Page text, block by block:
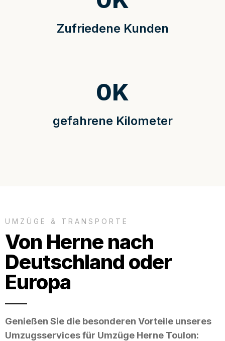
Zufriedene Kunden
gefahrene Kilometer
0K
UMZÜGE & TRANSPORTE
Von Herne nach
Deutschland oder
Europa
Genießen Sie die besonderen Vorteile unseres
Umzugsservices für Umzüge Herne Toulon: